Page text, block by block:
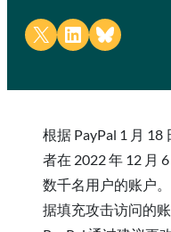
Share on X Share on LinkedIn
Share on Bluesky
根据 PayPal 1 月
者在 2022 年 12 月
数千名用户的账户
据填充攻击访问的